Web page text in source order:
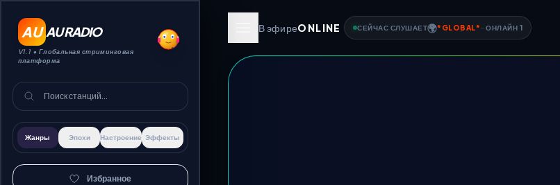
AU AU RADIO
V1.1 • Глобальная стриминговая
платформа
Жанры Эпохи Настроение Эффекты
Избранное
В эфиреONLINE СЕЙЧАС СЛУШАЕТ🌍* GLOBAL* ОНЛАЙН1